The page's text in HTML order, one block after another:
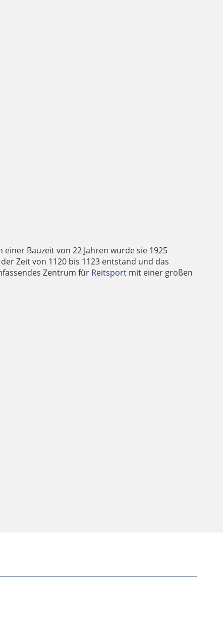
Bauzeit von 22 Jahren wurde sie 1925
Zeit von 1120 bis 1123 entstand und das
Zentrum für Reitsport mit einer großen